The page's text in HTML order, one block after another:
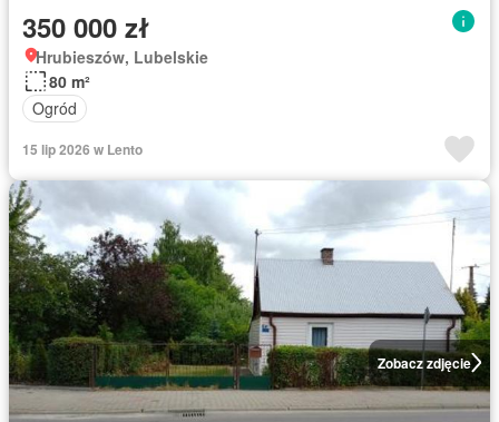
350 000 zł
Hrubieszów, Lubelskie
80 m²
Ogród
15 lip 2026 w Lento
Zobacz zdjęcie